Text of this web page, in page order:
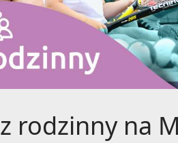
rodzinny na